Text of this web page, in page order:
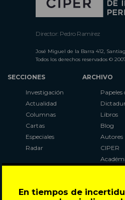
En tiempos de
Director: Pedro Ramírez
José Miguel de la Barra 412,
Todos los derechos reservados ©
SECCIONES
Investigación
Actualidad
Columnas
Cartas
Especiales
Radar
ARCHIVO
Papeles
Libros
Blog
Autores
CIPER
Al